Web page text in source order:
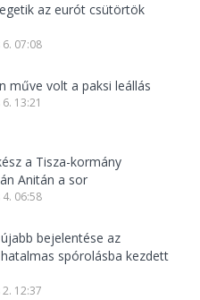
az eurót csütörtök
07:08
műve volt a paksi leállás
13:21
a Tisza-kormány
Anitán a sor
06:58
bejelentése az
spórolásba kezdett
12:37